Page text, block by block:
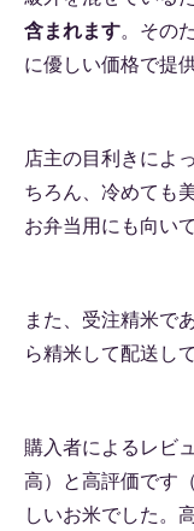
含まれます。その
に優しい価格で提
店主の目利きによ
ちろん、冷めても
お弁当用にも向い
また、受注精米で
ら精米して配送し
購入者によるレビ
高）と高評価です
しいお米でした。